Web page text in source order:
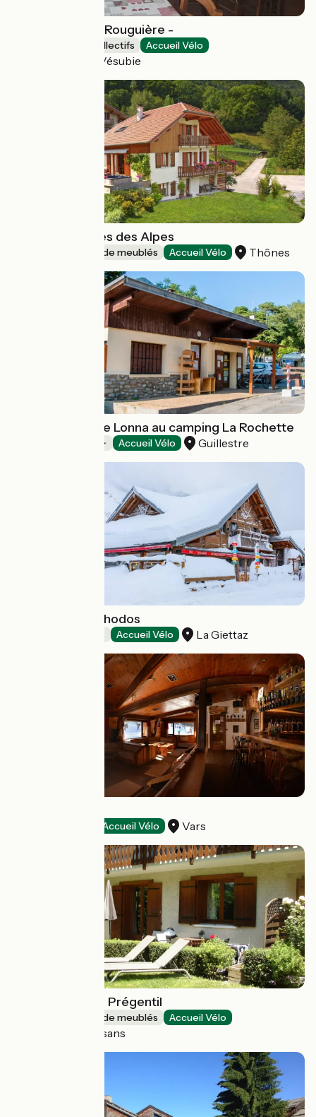
Gite d'étape La Rouguière -
Hébergements collectifs Accueil Vélo
Saint-Martin-Vésubie
Chalet Les Roses des Alpes
Gîtes et locations de meublés Accueil Vélo Thônes
Cabane perchée Lonna au camping La Rochette
Accueil Vélo Guillestre
Le Chalet des Rhodos
Accueil Vélo La Giettaz
Accueil Vélo Vars
CARPE DIEM Le Prégentil
Gîtes et locations de meublés Accueil Vélo
Le Bourg-d'Oisans